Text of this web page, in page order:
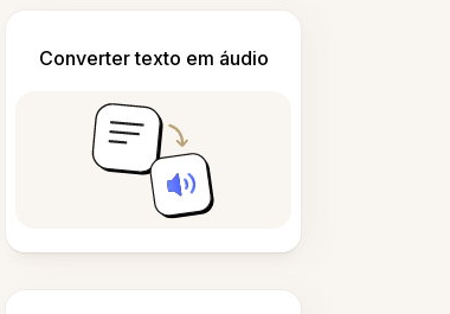
Converter texto em áudio